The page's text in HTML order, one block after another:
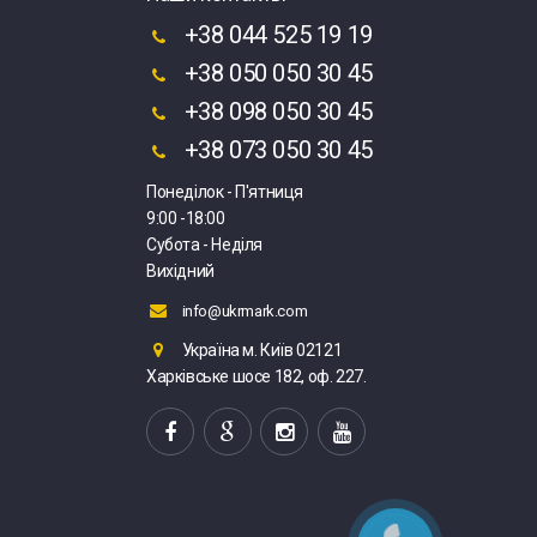
+38 044 525 19 19
+38 050 050 30 45
+38 098 050 30 45
+38 073 050 30 45
Понеділок - П'ятниця
9:00 -18:00
Субота - Неділя
Вихідний
info@ukrmark.com
Україна м. Київ 02121
Харківське шосе 182, оф. 227.